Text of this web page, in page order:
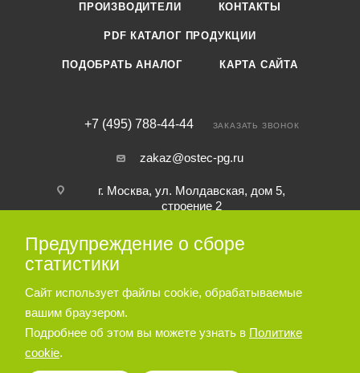
ПРОИЗВОДИТЕЛИ КОНТАКТЫ
PDF КАТАЛОГ ПРОДУКЦИИ
ПОДОБРАТЬ АНАЛОГ КАРТА САЙТА
+7 (495) 788-44-44 ЗАКАЗАТЬ ЗВОНОК
zakaz@ostec-pg.ru
г. Москва, ул. Молдавская, дом 5,
строение 2
ПОДПИСАТЬСЯ НА РАССЫЛКУ
ПОЛИТИКА КОНФИДЕНЦИАЛЬНОСТИ
© 2026 Пневматическое и гидравлическое оборудование ООО
Предупреждение о сборе
статистики
Сайт использует файлы cookie, обрабатываемые
вашим браузером.
Подробнее об этом вы можете узнать в Политике
cookie.